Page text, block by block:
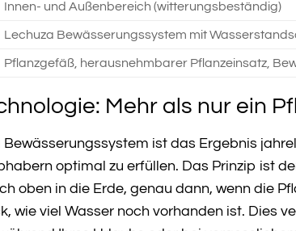
Innen- und Außenbereich (witterungsbeständig)
Lechuza Bewässerungssystem mit
Pflanzgefäß, herausnehmbarer Pflanzeinsatz,
Mehr als nur ein
ist das Ergebnis
optimal zu erfüllen. Das Prinzip ist
oben in die Erde, genau dann, wenn die
wie viel Wasser noch vorhanden ist. Dies